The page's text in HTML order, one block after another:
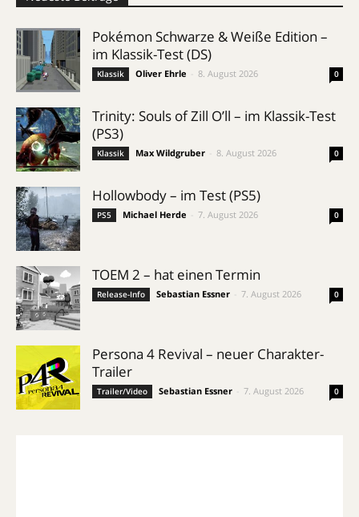
Pokémon Schwarze & Weiße Edition –
im Klassik-Test (DS)
Klassik Oliver Ehrle 8. August 2026 0
Trinity: Souls of Zill O’ll – im Klassik-Test
(PS3)
Klassik Max Wildgruber 8. August 2026 0
Hollowbody – im Test (PS5)
PS5 Michael Herde 7. August 2026 0
TOEM 2 – hat einen Termin
Release-Info Sebastian Essner 7. August 2026 0
Persona 4 Revival – neuer Charakter-
Trailer
Trailer/Video Sebastian Essner 7. August 2026 0